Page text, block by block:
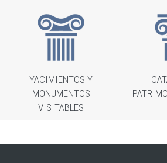
YACIMIENTOS Y
MONUMENTOS
VISITABLES